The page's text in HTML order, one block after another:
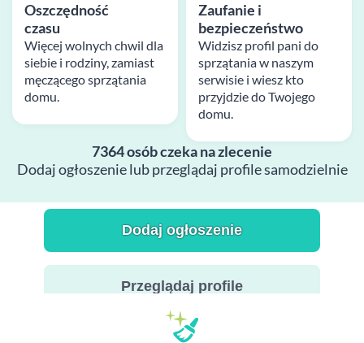
Oszczędność
czasu
Więcej wolnych chwil dla
siebie i rodziny, zamiast
męczącego sprzątania
domu.
Zaufanie i
bezpieczeństwo
Widzisz profil pani do
sprzątania w naszym
serwisie i wiesz kto
przyjdzie do Twojego
domu.
7364 osób czeka na zlecenie
Dodaj ogłoszenie lub przeglądaj profile samodzielnie
Dodaj ogłoszenie
Przeglądaj profile